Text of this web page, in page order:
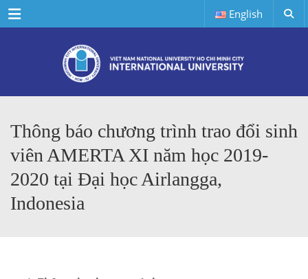
Menu English
Thông báo chương trình trao đổi sinh
viên AMERTA XI năm học 2019-
2020 tại Đại học Airlangga,
Indonesia